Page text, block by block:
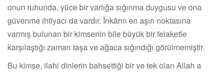
onun ruhunda, yüce bir varlığa sığınma duygusu ve ona
güvenme ihtiyacı da vardır. İnkârın en aşırı noktasına
varmış bulunan bir kimsenin bile büyük bir felaketle
karşılaştığı zaman taşa ve ağaca sığındığı görülmemiştir.
Bu kimse, ilahi dinlerin bahsettiği bir ve tek olan Allah a